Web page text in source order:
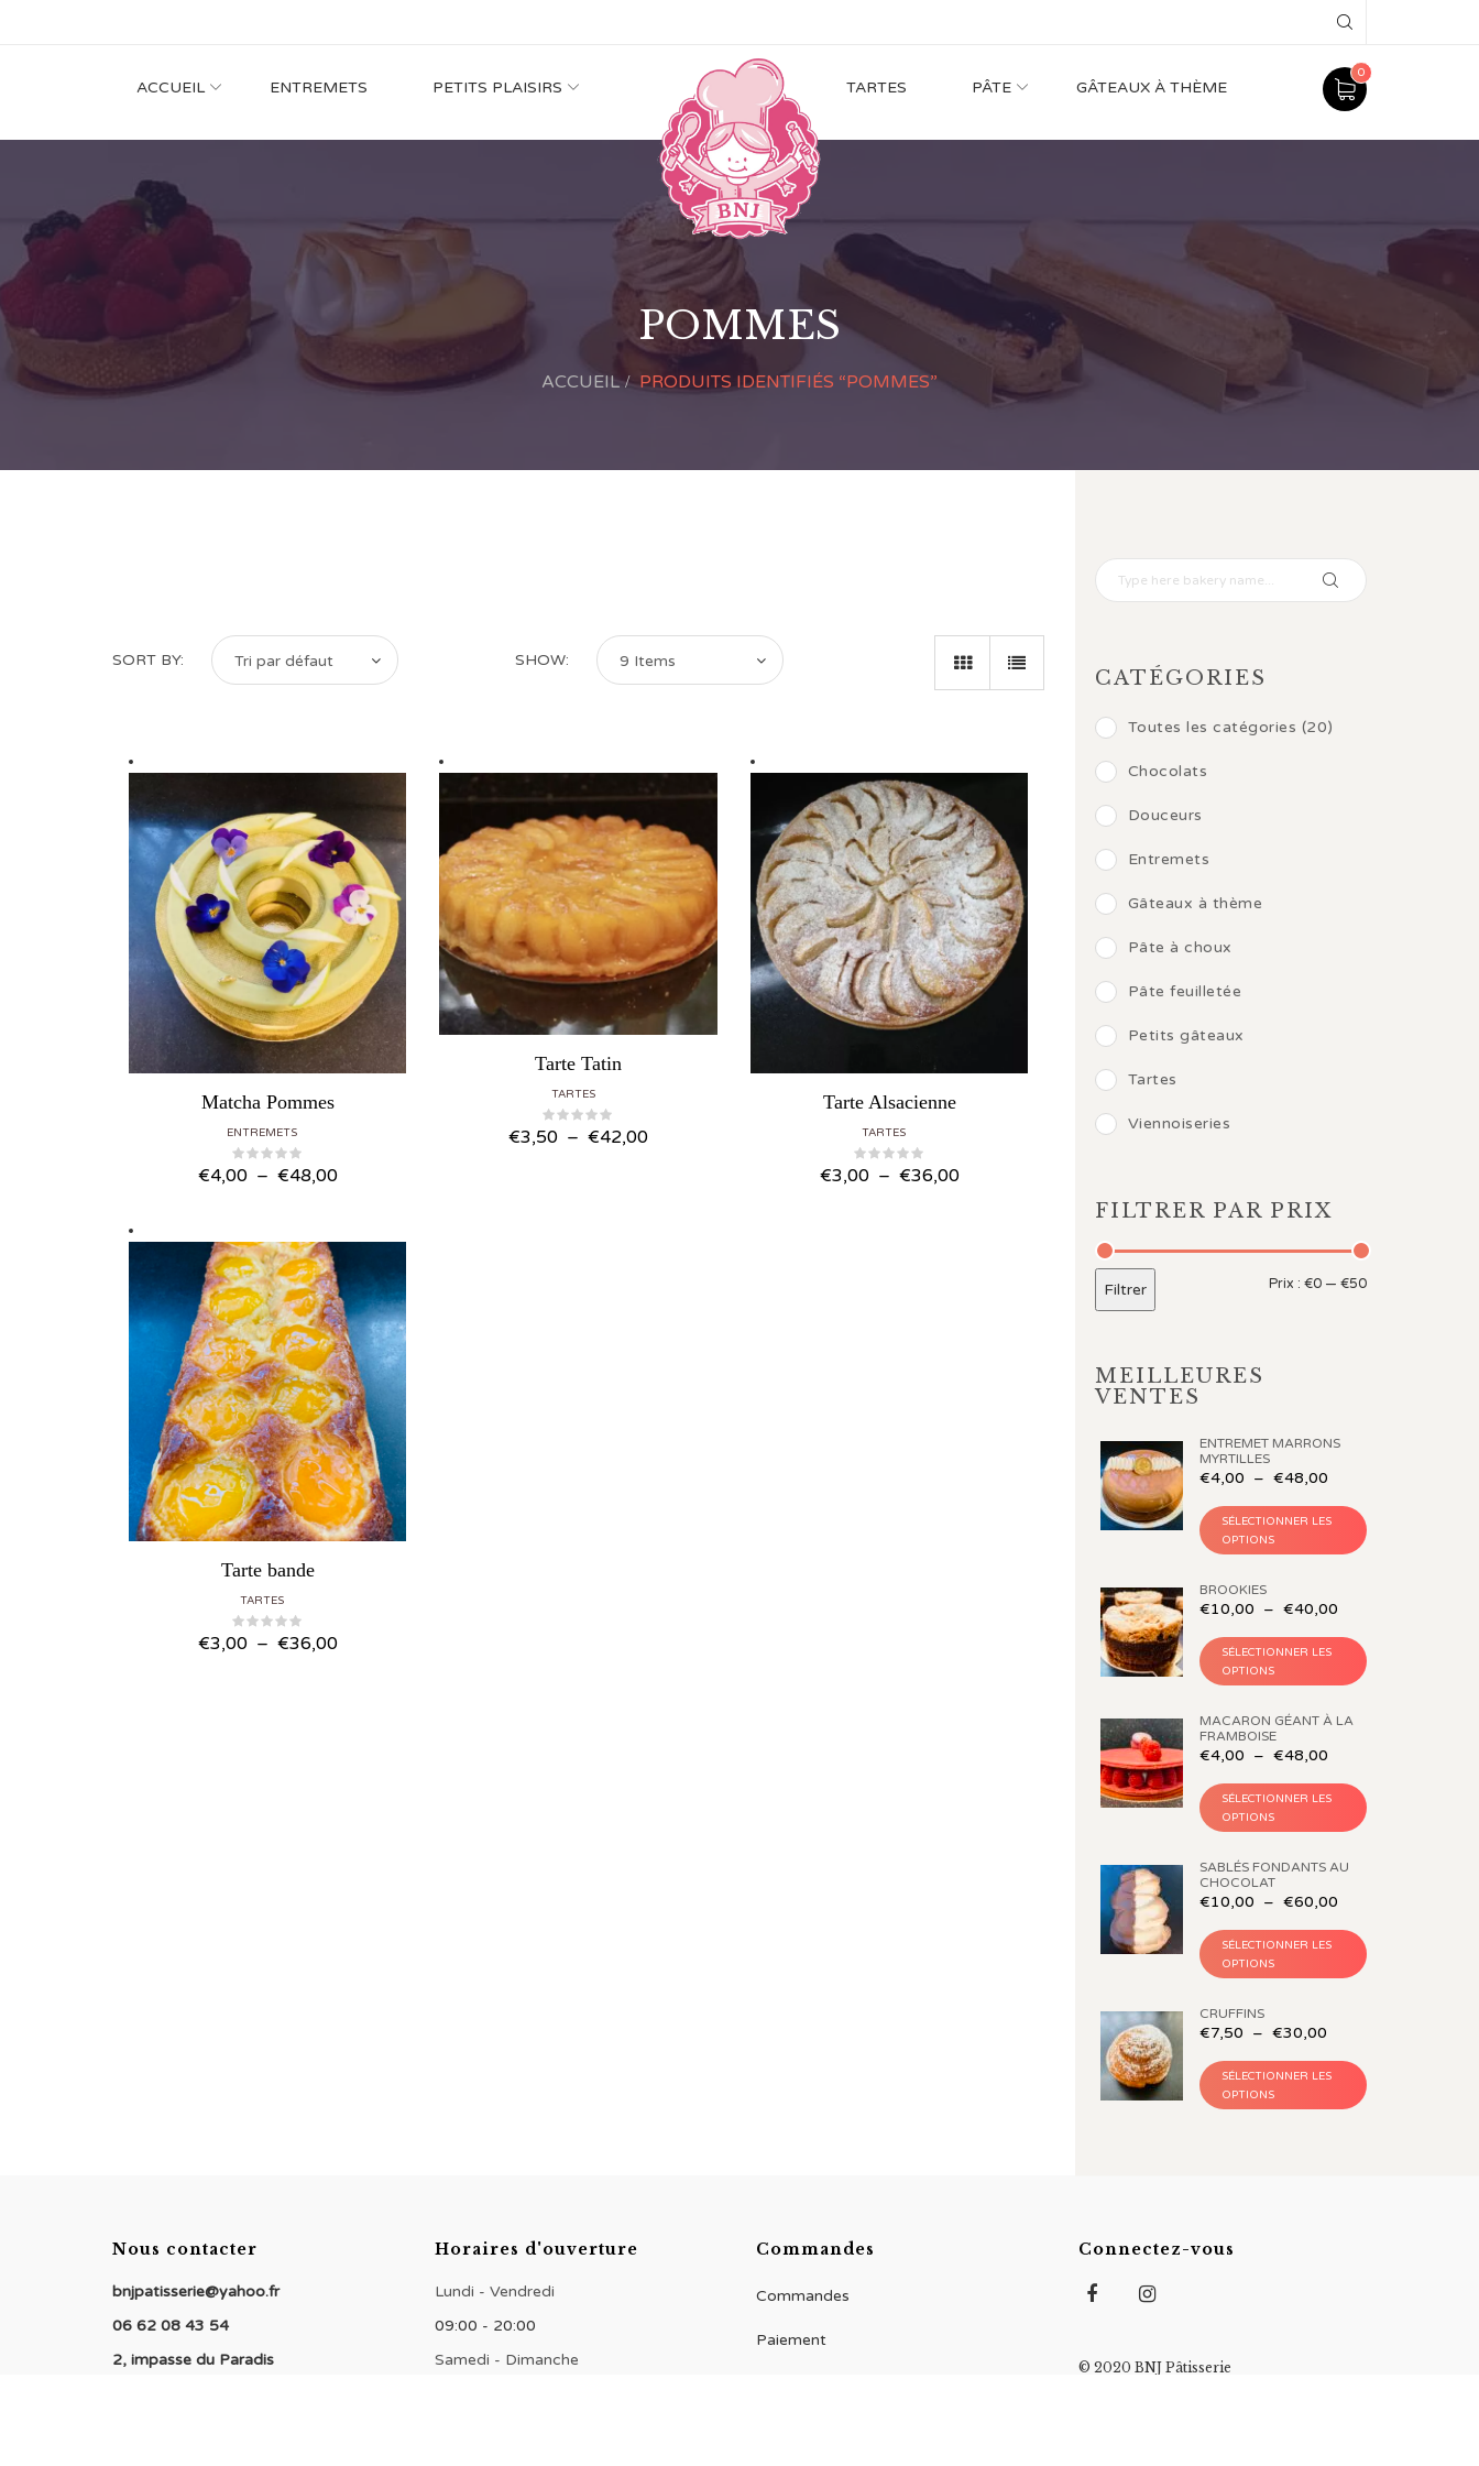
ACCUEIL ENTREMETS PETITS PLAISIRS TARTES PÂTE GÂTEAUX À THÈME
0
POMMES
ACCUEIL PRODUITS IDENTIFIÉS “POMMES”
SORT BY: Tri par défaut SHOW: 9 Items
Matcha Pommes
ENTREMETS
€4,00 – €48,00Plage de prix : €4,00 à €48,00
Tarte Tatin
TARTES
€3,50 – €42,00Plage de prix : €3,50 à €42,00
Tarte Alsacienne
TARTES
€3,00 – €36,00Plage de prix : €3,00 à €36,00
Tarte bande
TARTES
€3,00 – €36,00Plage de prix : €3,00 à €36,00
CATÉGORIES
Toutes les catégories (20)
Chocolats
Douceurs
Entremets
Gâteaux à thème
Pâte à choux
Pâte feuilletée
Petits gâteaux
Tartes
Viennoiseries
FILTRER PAR PRIX
Filtrer Prix : €0 — €50
MEILLEURES
VENTES
ENTREMET MARRONS
MYRTILLES
€4,00 – €48,00
SÉLECTIONNER LES
OPTIONS
BROOKIES
€10,00 – €40,00
SÉLECTIONNER LES
OPTIONS
MACARON GÉANT À LA
FRAMBOISE
€4,00 – €48,00
SÉLECTIONNER LES
OPTIONS
SABLÉS FONDANTS AU
CHOCOLAT
€10,00 – €60,00
SÉLECTIONNER LES
OPTIONS
CRUFFINS
€7,50 – €30,00
SÉLECTIONNER LES
OPTIONS
Nous contacter
bnjpatisserie@yahoo.fr
06 62 08 43 54
2, impasse du Paradis
Horaires d'ouverture
Lundi - Vendredi
09:00 - 20:00
Samedi - Dimanche
Commandes
Commandes
Paiement
Connectez-vous
© 2020 BNJ Pâtisserie